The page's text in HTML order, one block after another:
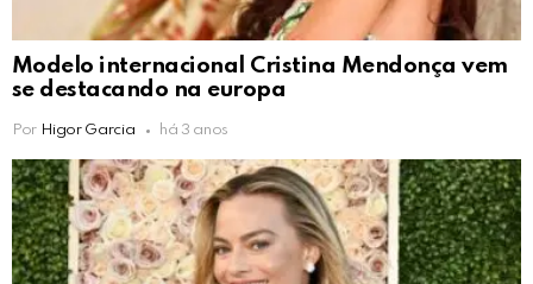
Modelo internacional Cristina Mendonça vem
se destacando na europa
Por Higor Garcia há 3 anos